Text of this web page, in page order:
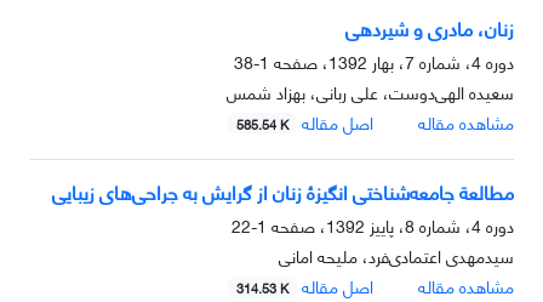
زنان، مادری و شیردهی
دوره 4، شماره 7، بهار 1392، صفحه
1-38
سعیده الهی‌دوست، علی ربانی، بهزاد شمس
مشاهده مقاله
اصل مقاله 585.54 K
مطالعة جامعه‌‌شناختی انگیزۀ زنان از گرایش به جراحی‌‌های زیبایی
دوره 4، شماره 8، پاییز 1392، صفحه
1-22
سیدمهدی اعتمادی‌فرد، ملیحه امانی
مشاهده مقاله
اصل مقاله 314.53 K